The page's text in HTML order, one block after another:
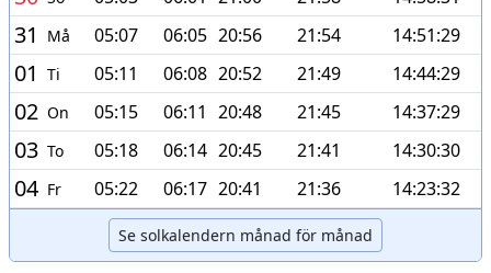
31 Må 05:07 06:05 20:56 21:54 14:51:29
01 Ti 05:11 06:08 20:52 21:49 14:44:29
02 On 05:15 06:11 20:48 21:45 14:37:29
03 To 05:18 06:14 20:45 21:41 14:30:30
04 Fr 05:22 06:17 20:41 21:36 14:23:32
Se solkalendern månad för månad